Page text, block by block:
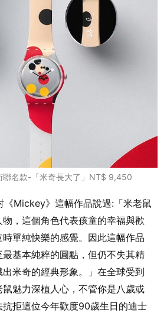
聯名款-「米奇長大了」NT$ 9,450
Mickey》這幅作品說過:「米老鼠
，這個角色代表孩童的幸福與歡
單純快樂的感覺。因此這幅作品
基本純粹的圓點，但仍不失其精
米奇的經典形象。」在全球受到
魅力深植人心，不管你是八歲或
抗拒這位今年歡度90歲生日的迪士